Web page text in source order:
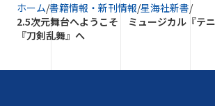
ホーム/書籍情報・新刊情報/星海社新書/
2.5次元舞台へようこそ ミュージカル『テ
『刀剣乱舞』へ